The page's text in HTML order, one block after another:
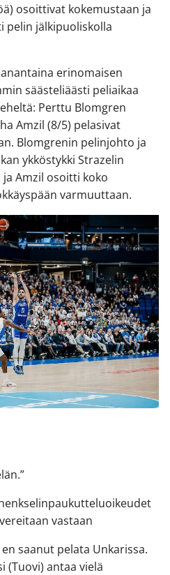
osoittivat kokemustaan ja
pelin jälkipuoliskolla
erinomaisen
säästeliäästi peliaikaa
Perttu Blomgren
Amzil (8/5) pelasivat
Blomgrenin pelinjohto ja
ykköstykki Strazelin
Amzil osoitti koko
varmuuttaan.
vastaan
saanut pelata Unkarissa.
(Tuovi) antaa vielä